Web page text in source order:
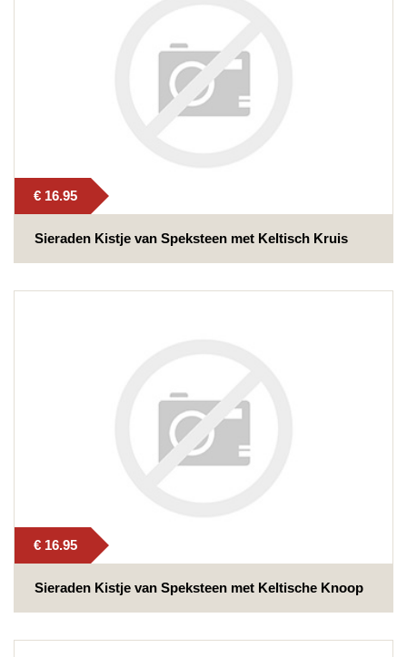
€ 16.95
Sieraden Kistje van Speksteen met Keltisch Kruis
€ 16.95
Sieraden Kistje van Speksteen met Keltische Knoop